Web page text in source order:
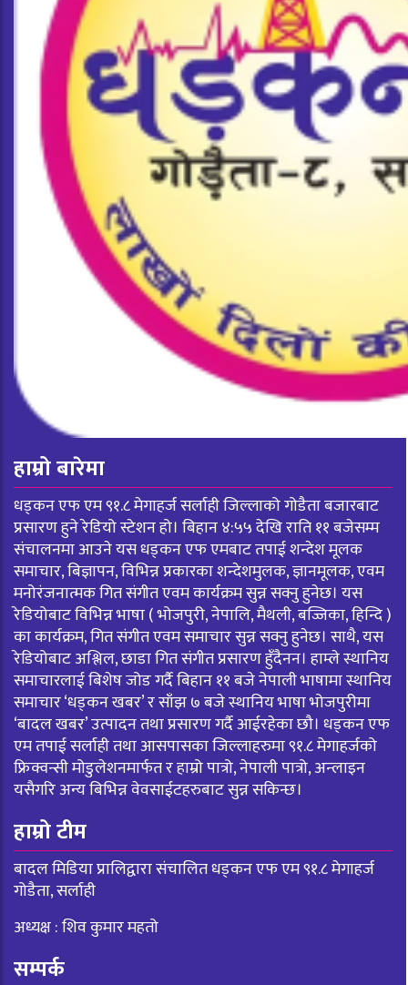
हाम्रो बारेमा
धड्कन एफ एम ९१.८ मेगाहर्ज सर्लाही जिल्लाको गोडैता बजारबाट
प्रसारण हुने रेडियो स्टेशन हो। बिहान ४:५५ देखि राति ११ बजेसम्म
संचालनमा आउने यस धड्कन एफ एमबाट तपाई शन्देश मूलक
समाचार, बिज्ञापन, विभिन्न प्रकारका शन्देशमुलक, ज्ञानमूलक, एवम
मनोरंजनात्मक गित संगीत एवम कार्यक्रम सुन्न सक्नु हुनेछ। यस
रेडियोबाट विभिन्न भाषा ( भोजपुरी, नेपालि, मैथली, बज्जिका, हिन्दि )
का कार्यक्रम, गित संगीत एवम समाचार सुन्न सक्नु हुनेछ। साथै, यस
रेडियोबाट अश्लिल, छाडा गित संगीत प्रसारण हुँदैनन। हाम्ले स्थानिय
समाचारलाई बिशेष जोड गर्दै बिहान ११ बजे नेपाली भाषामा स्थानिय
समाचार ‘धड्कन खबर’ र साँझ ७ बजे स्थानिय भाषा भोजपुरीमा
‘बादल खबर’ उत्पादन तथा प्रसारण गर्दै आईरहेका छौ। धड्कन एफ
एम तपाई सर्लाही तथा आसपासका जिल्लाहरुमा ९१.८ मेगाहर्जको
फ्रिक्वन्सी मोडुलेशनमार्फत र हाम्रो पात्रो, नेपाली पात्रो, अन्लाइन
यसैगरि अन्य बिभिन्न वेवसाईटहरुबाट सुन्न सकिन्छ।
हाम्रो टीम
बादल मिडिया प्रालिद्वारा संचालित धड्कन एफ एम ९१.८ मेगाहर्ज
गोडैता, सर्लाही
अध्यक्ष : शिव कुमार महतो
सम्पर्क